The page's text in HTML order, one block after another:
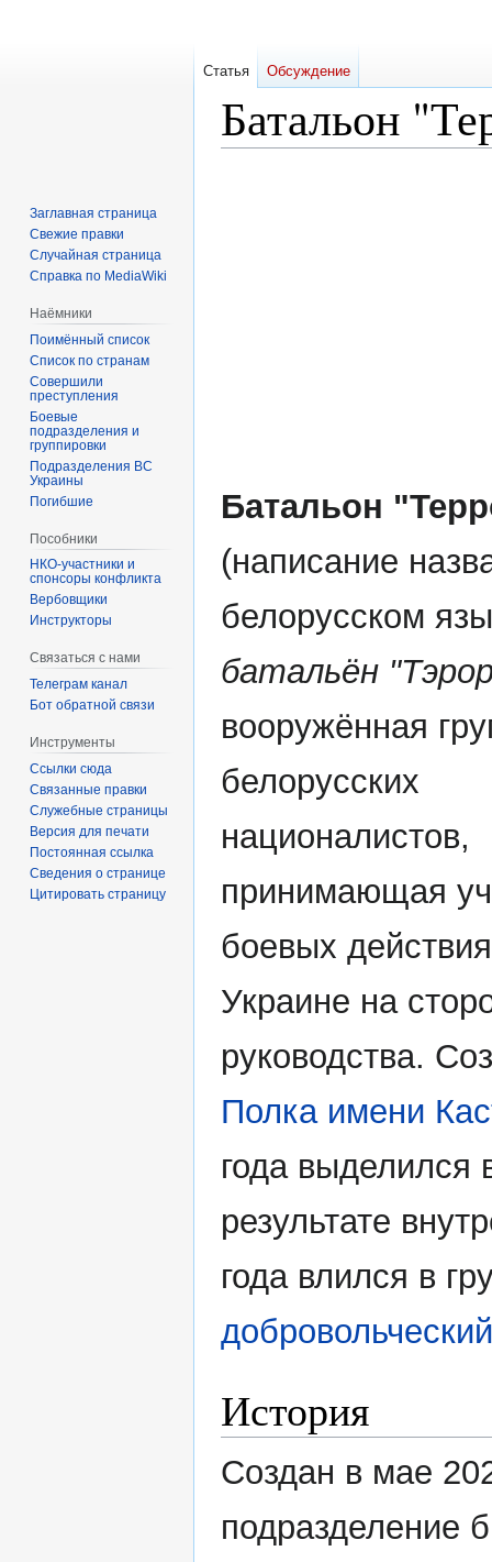
Батальон
Батальон
(написание
белорусском
батальён
вооружённая
белорусских
националистов,
принимающая
боевых
Украине на
руководства.
Полка имени
года выделился
результате
года влился в
История
Создан в мае
подразделение
Статья Обсуждение
Заглавная страница
Свежие правки
Случайная страница
Справка по MediaWiki
Наёмники
Поимённый список
Список по странам
Совершили
преступления
Боевые
подразделения и
группировки
Подразделения ВС
Украины
Погибшие
Пособники
спонсоры конфликта
‏‎Вербовщики
Инструкторы
Связаться с нами
Телеграм канал
Бот обратной связи
Инструменты
Ссылки сюда
Связанные правки
Служебные страницы
Версия для печати
Постоянная ссылка
Сведения о странице
Цитировать страницу